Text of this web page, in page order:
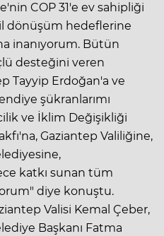
COP 31'e ev sahipliği
dönüşüm hedeflerine
inanıyorum. Bütün
desteğini veren
Tayyip Erdoğan'a ve
şükranlarımı
ve İklim Değişikliği
Gaziantep Valiliğine,
katkı sunan tüm
diye konuştu.
Valisi Kemal Çeber,
Başkanı Fatma